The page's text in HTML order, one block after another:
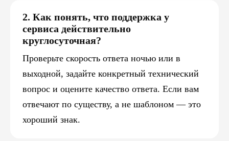
2. Как понять, что поддержка у
сервиса действительно
круглосуточная?
Проверьте скорость ответа ночью или в
выходной, задайте конкретный технический
вопрос и оцените качество ответа. Если вам
отвечают по существу, а не шаблоном — это
хороший знак.